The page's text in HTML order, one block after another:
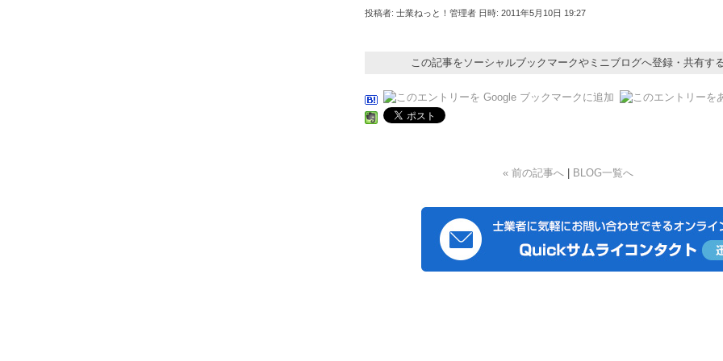
投稿者: 士業ねっと！管理者 日時: 2011年5月10日 19:27
この記事をソーシャルブックマークやミニブログへ登録・共有す
« 前の記事へ | BLOG一覧へ